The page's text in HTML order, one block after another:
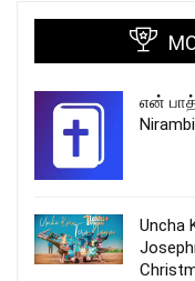
என்
Nirambi
Uncha